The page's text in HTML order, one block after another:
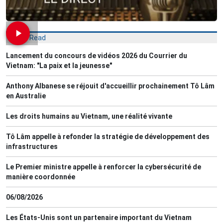
Most Read
Lancement du concours de vidéos 2026 du Courrier du
Vietnam: "La paix et la jeunesse"
Anthony Albanese se réjouit d'accueillir prochainement Tô Lâm
en Australie
Les droits humains au Vietnam, une réalité vivante
Tô Lâm appelle à refonder la stratégie de développement des
infrastructures
Le Premier ministre appelle à renforcer la cybersécurité de
manière coordonnée
06/08/2026
Les États-Unis sont un partenaire important du Vietnam